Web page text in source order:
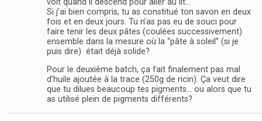
Si j’ai bien compris, tu as constitué ton savon en deux
fois et en deux jours. Tu n’as pas eu de souci pour
faire tenir les deux pâtes (coulées successivement)
ensemble dans la mesure où la “pâte à soleil” (si je
puis dire) était déjà solide?
Pour le deuxième batch, ça fait finalement pas mal
d’huile ajoutée à la trace (250g de ricin). Ça veut dire
que tu dilues beaucoup tes pigments… ou alors que tu
as utilisé plein de pigments différents?